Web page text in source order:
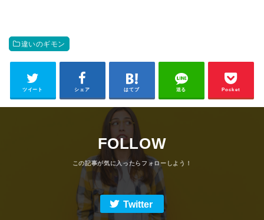
違いのギモン
ツイート シェア はてブ 送る Pocket
FOLLOW
Twitter